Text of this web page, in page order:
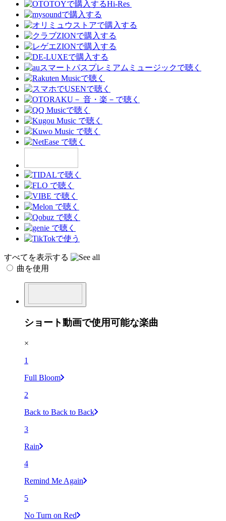
Hi-Res
すべてを表示する
曲を使用
ショート動画で使用可能な楽曲
×
1
Full Bloom
2
Back to Back to Back
3
Rain
4
Remind Me Again
5
No Turn on Red